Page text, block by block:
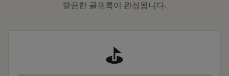
깔끔한 골프룩이 완성됩니다.
⛳